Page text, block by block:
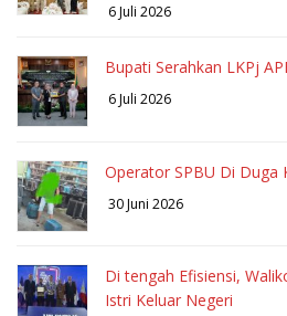
6 Juli 2026
Bupati Serahkan LKPj
6 Juli 2026
Operator SPBU Di
30 Juni 2026
Di tengah Efisiensi,
Istri Keluar Negeri